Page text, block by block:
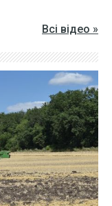
Всі відео »